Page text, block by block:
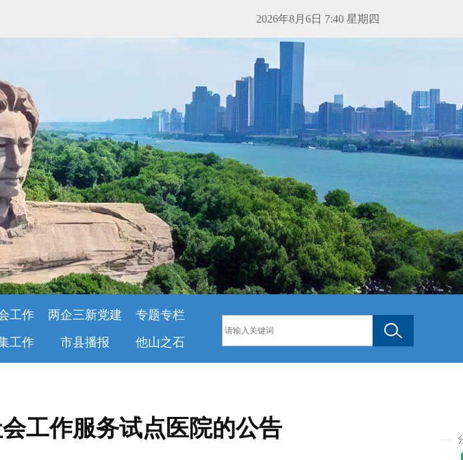
2026年8月6日 7:40 星期四
工作 两企三新党建
专题专栏
工作 市县播报 他山之石
工作服务试点医院的公告